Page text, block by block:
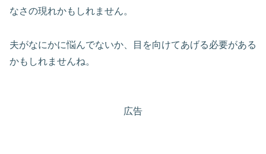
なさの現れかもしれません。
夫がなにかに悩んでないか、目を向けてあげる必要がある
かもしれませんね。
広告